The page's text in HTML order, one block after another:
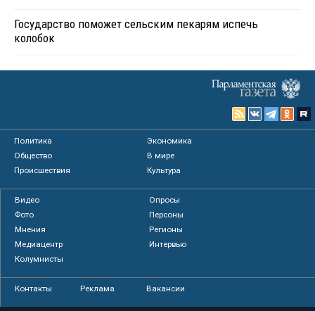
Государство поможет сельским пекарям испечь
колобок
Политика
Экономика
Общество
В мире
Происшествия
Культура
Видео
Опросы
Фото
Персоны
Мнения
Регионы
Медиацентр
Интервью
Колумнисты
Контакты Реклама Вакансии